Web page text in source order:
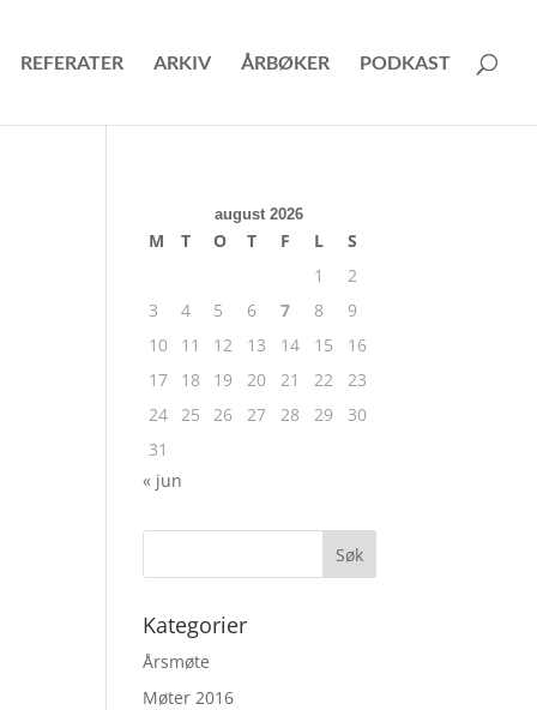
REFERATER ARKIV ÅRBØKER PODKAST
august 2026
M T O T F L
S
1
2
3
4 5 6 7 8
9
10
11 12 13 14 15
16
17
18 19 20 21 22
23
24 25 26 27 28 29
30
31
« jun
Kategorier
Årsmøte
Møter 2016